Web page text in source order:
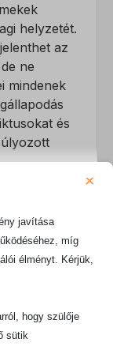
helyzetét.
az
ne
mindenek
és
egyik
A
is.
×
javítása
míg
élményt. Kérjük,
hogy szülője
sütik